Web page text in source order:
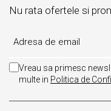
Nu rata ofertele si
Vreau sa primesc
multe in Politica de